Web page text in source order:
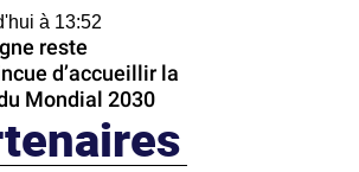
à 13:52
reste
d’accueillir la
Mondial 2030